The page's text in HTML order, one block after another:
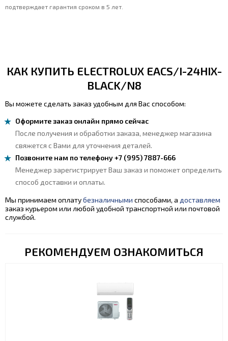
подтверждает гарантия сроком в 5 лет.
КАК КУПИТЬ ELECTROLUX EACS/I-24HIX-
BLACK/N8
Вы можете сделать заказ удобным для Вас способом:
Оформите заказ онлайн прямо сейчас
После получения и обработки заказа, менеджер магазина
свяжется с Вами для уточнения деталей.
Позвоните нам по телефону +7 (995) 7887-666
Менеджер зарегистрирует Ваш заказ и поможет определить
способ доставки и оплаты.
Мы принимаем оплатубезналичными способами, а доставляем
заказ курьером или любой удобной транспортной или почтовой
службой.
РЕКОМЕНДУЕМ ОЗНАКОМИТЬСЯ